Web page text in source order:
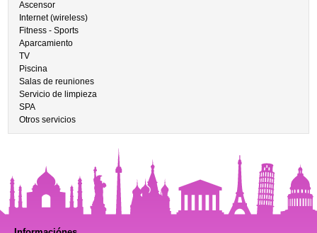
Ascensor
Internet (wireless)
Fitness - Sports
Aparcamiento
TV
Piscina
Salas de reuniones
Servicio de limpieza
SPA
Otros servicios